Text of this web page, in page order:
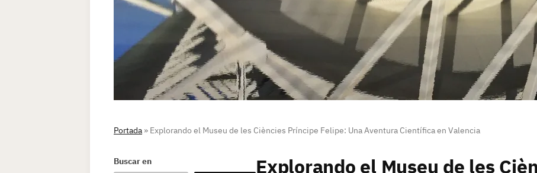
Portada » Explorando el Museu de les Ciències Príncipe Felipe: Una Aventura Científica en Valencia
Buscar en
Explorando el Museu de les